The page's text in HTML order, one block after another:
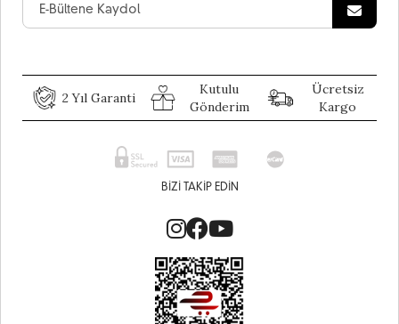
2 Yıl Garanti
Kutulu
Gönderim
Ücretsiz
Kargo
BIZI TAKIP EDIN